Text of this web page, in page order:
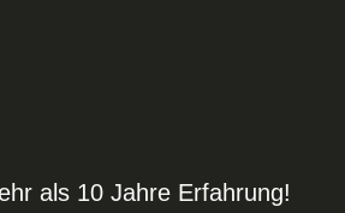
als 10 Jahre Erfahrung!